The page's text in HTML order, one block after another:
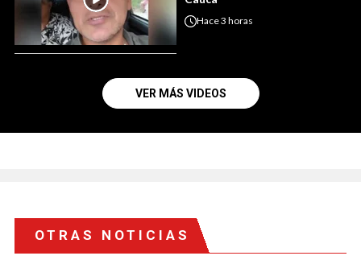
Hace3 horas
VER MÁS VIDEOS
OTRAS NOTICIAS